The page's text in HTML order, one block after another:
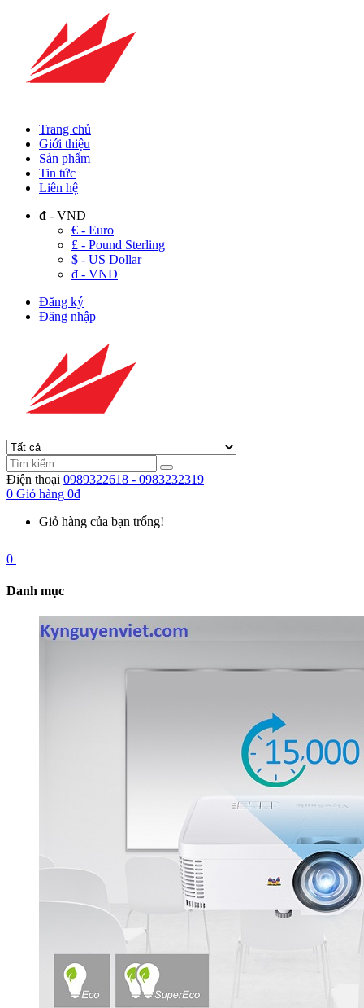
Trang chủ
Giới thiệu
Sản phẩm
Tin tức
Liên hệ
đ - VND
€ - Euro
£ - Pound Sterling
$ - US Dollar
đ - VND
Đăng ký
Đăng nhập
Điện thoại 0989322618 - 0983232319
0 Giỏ hàng 0đ
Giỏ hàng của bạn trống!
0
Danh mục